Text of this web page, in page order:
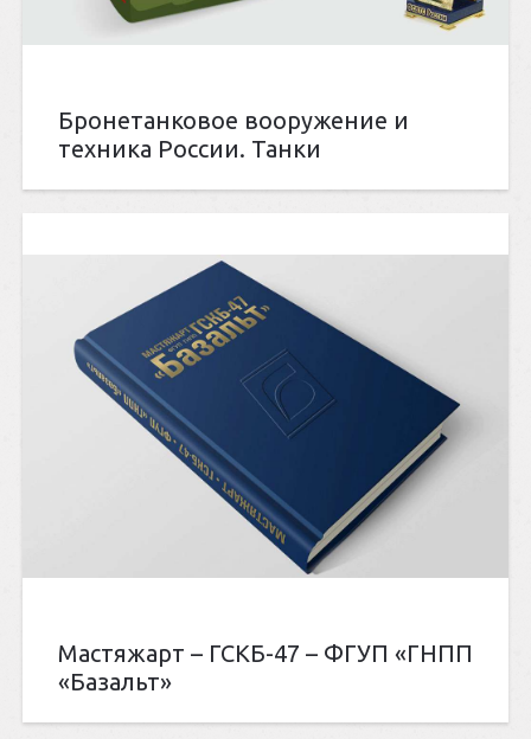
Бронетанковое вооружение и
техника России. Танки
Мастяжарт – ГСКБ-47 – ФГУП «ГНПП
«Базальт»